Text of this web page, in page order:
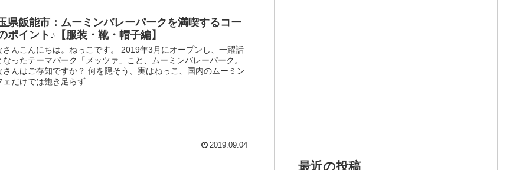
県飯能市：ムーミンバレーパークを満喫するコー
ポイント♪【服装・靴・帽子編】
さんこんにちは。ねっこです。 2019年3月にオープンし、一躍話
なったテーマパーク「メッツァ」こと、ムーミンバレーパーク。
さんはご存知ですか？ 何を隠そう、実はねっこ、国内のムーミン
ェだけでは飽き足らず...
2019.09.04
最近の投稿